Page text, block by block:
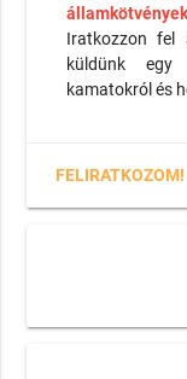
Iratkozzon fel
küldünk
kamatokról és
FELIRATKOZOM!